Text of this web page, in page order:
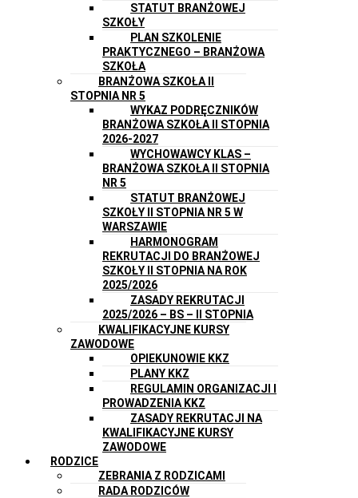
STATUT BRANŻOWEJ
SZKOŁY
PLAN SZKOLENIE
PRAKTYCZNEGO – BRANŻOWA
SZKOŁA
BRANŻOWA SZKOŁA II
STOPNIA NR 5
WYKAZ PODRĘCZNIKÓW
BRANŻOWA SZKOŁA II STOPNIA
2026-2027
WYCHOWAWCY KLAS –
BRANŻOWA SZKOŁA II STOPNIA
NR 5
STATUT BRANŻOWEJ
SZKOŁY II STOPNIA NR 5 W
WARSZAWIE
HARMONOGRAM
REKRUTACJI DO BRANŻOWEJ
SZKOŁY II STOPNIA NA ROK
2025/2026
ZASADY REKRUTACJI
2025/2026 – BS – II STOPNIA
KWALIFIKACYJNE KURSY
ZAWODOWE
OPIEKUNOWIE KKZ
PLANY KKZ
REGULAMIN ORGANIZACJI I
PROWADZENIA KKZ
ZASADY REKRUTACJI NA
KWALIFIKACYJNE KURSY
ZAWODOWE
RODZICE
ZEBRANIA Z RODZICAMI
RADA RODZICÓW